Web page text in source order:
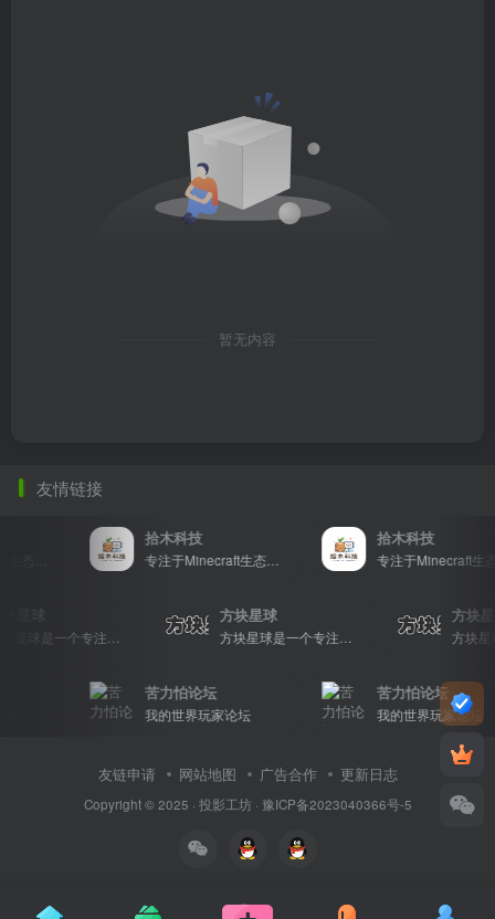
暂无内容
友情链接
拾木科技
专注于Minecraft生态建设
拾木科技
方块星球是一个专注于我的世界的中文论坛，提供丰富的资源分享、玩家交流和创意展示，包括地图、皮肤、数据包等内容，打造Minecraft玩家的专属社区乐园！
方块星球
方块星球是一个专注于我的世界的中文论坛，提供丰富的资源分享、玩家交流和创意展示，包括地图、皮肤、数据包等内容，打造Minecraft玩家的专属社区乐园！
方块
苦力怕论坛
我的世界玩家论坛
苦力怕论坛
我的世界玩家论坛
友链申请 网站地图 广告合作 更新日志
Copyright © 2025 · 投影工坊· 豫ICP备2023040366号-5